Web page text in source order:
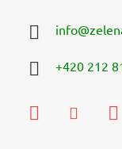
info@
+420 212